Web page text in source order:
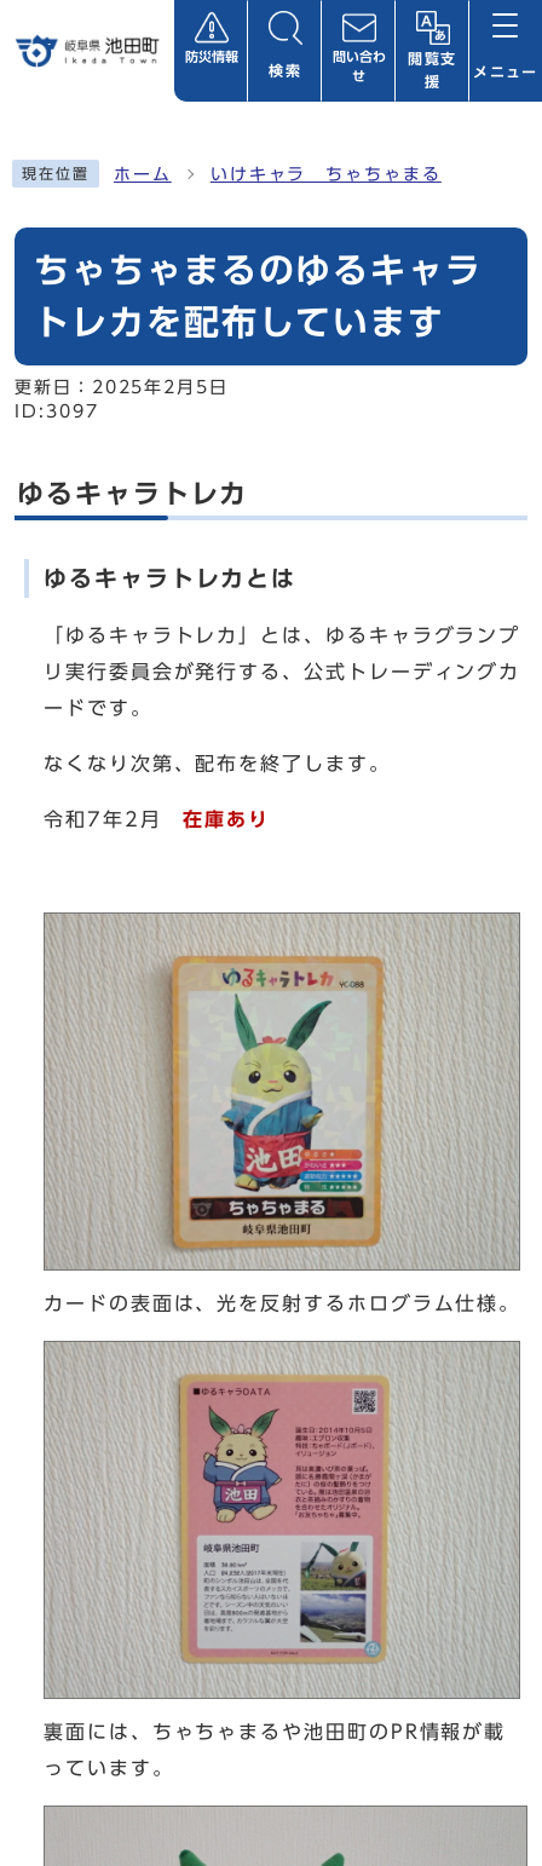
防災情報
検索
問い合わ
せ
閲覧支
援
メニュー
現在位置 ホーム いけキャラ ちゃちゃまる
ちゃちゃまるのゆるキャラ
トレカを配布しています
更新日： 2025年2月5日
ID:3097
ゆるキャラトレカ
ゆるキャラトレカとは
「ゆるキャラトレカ」とは、ゆるキャラグランプ
リ実行委員会が発行する、公式トレーディングカ
ードです。
なくなり次第、配布を終了します。
令和7年2月在庫あり
カードの表面は、光を反射するホログラム仕様。
裏面には、ちゃちゃまるや池田町のPR情報が載
っています。